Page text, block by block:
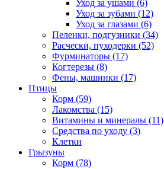
Уход за ушами (6)
Уход за зубами (12)
Уход за глазами (6)
Пеленки, подгузники (34)
Расчески, пуходерки (52)
Фурминаторы (17)
Когтерезы (8)
Фены, машинки (17)
Птицы
Корм (59)
Лакомства (15)
Витамины и минералы (11)
Средства по уходу (3)
Клетки
Грызуны
Корм (78)